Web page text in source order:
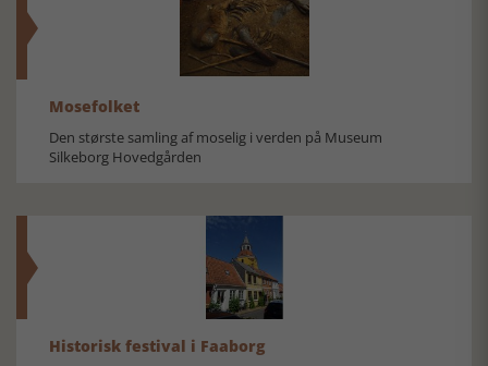
Mosefolket
Den største samling af moselig i verden på Museum
Silkeborg Hovedgården
Historisk festival i Faaborg